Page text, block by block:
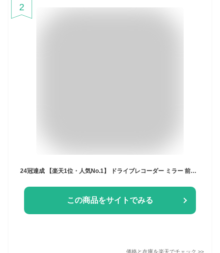
2
24冠達成 【楽天1位・人気No.1】 ドライブレコーダー ミラー 前後 大画面 12インチ 4K SONYセンサー タッチパネル 4K フルHD 高画質 170°広角 常時録画 ループ 駐車監視 動体検知 ノイズ対策 WDR 暗視 防水 GPS 日本車仕様 右ハンドル 64Gカード選択 デジタルミラー
この商品をサイトでみる
価格と在庫を楽天でチェック >>